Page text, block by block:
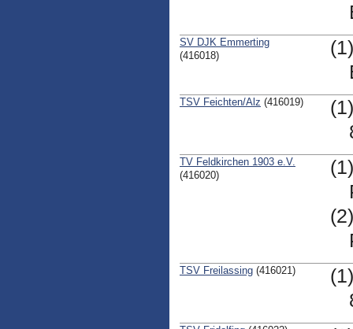
SV DJK Emmerting
(416018)
TSV Feichten/Alz (416019)
TV Feldkirchen 1903 e.V.
(416020)
TSV Freilassing(416021)